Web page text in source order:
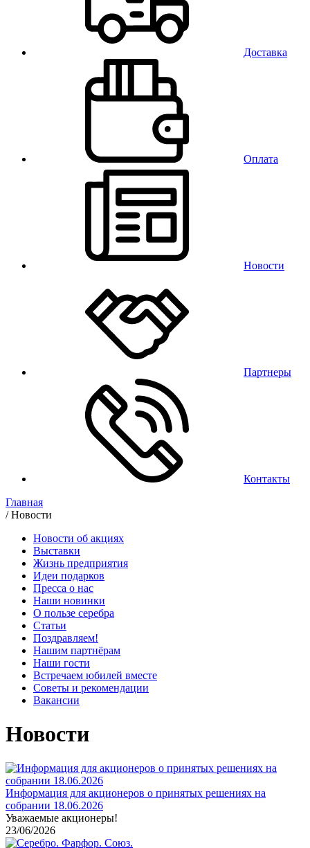
Доставка
Оплата
Новости
Партнеры
Контакты
Главная
/Новости
Новости об акциях
Выставки
Жизнь предприятия
Идеи подарков
Пресса о нас
Наши новинки
О пользе серебра
Статьи
Поздравляем!
Нашим партнёрам
Наши гости
Встречаем юбилей вместе
Советы и рекомендации
Вакансии
Новости
Информация для акционеров о принятых решениях на
собрании 18.06.2026
Уважаемые акционеры!
23/06/2026